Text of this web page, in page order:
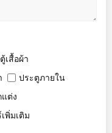
เสื้อผ้า
ประตูภายใน
ต่ง
พิ่มเติม